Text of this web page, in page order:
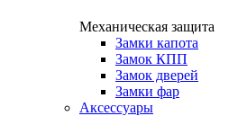
Механическая защита
Замки капота
Замок КПП
Замок дверей
Замки фар
Аксессуары